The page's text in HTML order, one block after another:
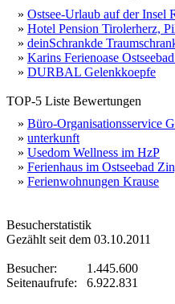
» Ostsee-Urlaub auf der Insel
» Hotel Pension Tirolerherz,
» deinSchrankde
» Karins Ferienoase
» DURBAL Gelenkkoepfe
TOP-5 Liste Bewertungen
» Büro-Organisationsservice
» unterkunft
» Usedom Wellness im HzP
» Ferienhaus im Ostseebad
» Ferienwohnungen Krause
Besucherstatistik
Gezählt seit dem 03.10.2011
Besucher:
Seitenaufrufe:
1.445.600
6.922.831